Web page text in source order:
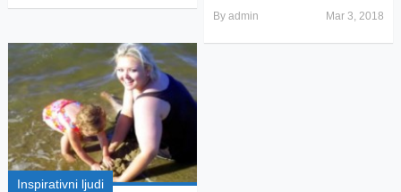
Byadmin Mar 3, 2018
Inspirativni ljudi